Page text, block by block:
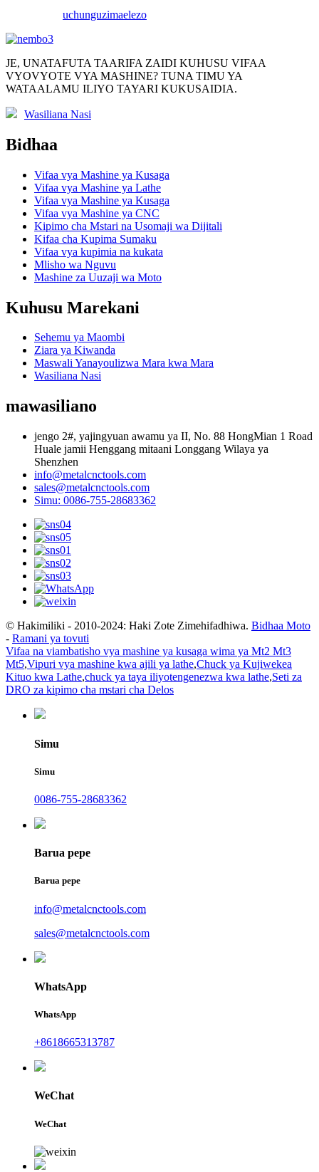
uchunguzimaelezo
JE, UNATAFUTA TAARIFA ZAIDI KUHUSU VIFAA
VYOVYOTE VYA MASHINE? TUNA TIMU YA
WATAALAMU ILIYO TAYARI KUKUSAIDIA.
Wasiliana Nasi
Bidhaa
Vifaa vya Mashine ya Kusaga
Vifaa vya Mashine ya Lathe
Vifaa vya Mashine ya Kusaga
Vifaa vya Mashine ya CNC
Kipimo cha Mstari na Usomaji wa Dijitali
Kifaa cha Kupima Sumaku
Vifaa vya kupimia na kukata
Mlisho wa Nguvu
Mashine za Uuzaji wa Moto
Kuhusu Marekani
Sehemu ya Maombi
Ziara ya Kiwanda
Maswali Yanayoulizwa Mara kwa Mara
Wasiliana Nasi
mawasiliano
jengo 2#, yajingyuan awamu ya II, No. 88 HongMian 1 Road
Huale jamii Henggang mitaani Longgang Wilaya ya
Shenzhen
info@metalcnctools.com
sales@metalcnctools.com
Simu: 0086-755-28683362
© Hakimiliki - 2010-2024: Haki Zote Zimehifadhiwa. Bidhaa Moto
- Ramani ya tovuti
Vifaa na viambatisho vya mashine ya kusaga wima ya Mt2 Mt3
Mt5,Vipuri vya mashine kwa ajili ya lathe,Chuck ya Kujiwekea
Kituo kwa Lathe,chuck ya taya iliyotengenezwa kwa lathe,Seti za
DRO za kipimo cha mstari cha Delos
Simu
Simu
0086-755-28683362
Barua pepe
Barua pepe
info@metalcnctools.com
sales@metalcnctools.com
WhatsApp
WhatsApp
+8618665313787
WeChat
WeChat